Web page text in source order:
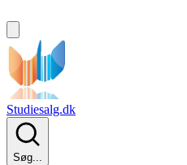
Studiesalg.dk
Søg...